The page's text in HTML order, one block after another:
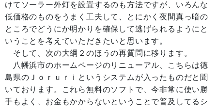
けてソーラー外灯を設置するのも方法ですが、いろんな
低価格のものをうまく工夫して、とにかく夜間真っ暗の
ところでどうにか明かりを確保して逃げられるようにと
いうことを考えていただきたいと思います。
そして、次の大綱２のほうの再質問に移ります。
八幡浜市のホームページのリニューアル、こちらは徳
島県のＪｏｒｕｒｉというシステムが入ったものだと聞
いております。これら無料のソフトで、今非常に使い勝
手もよく、お金もかからないということで普及してるシ